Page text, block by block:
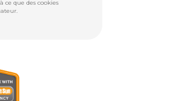
ce que des cookies